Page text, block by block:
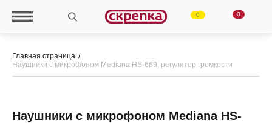
0 0
Главная страница
Наушники с микрофоном Mediana HS-689; регулятор громкости
Наушники с микрофоном Mediana HS-